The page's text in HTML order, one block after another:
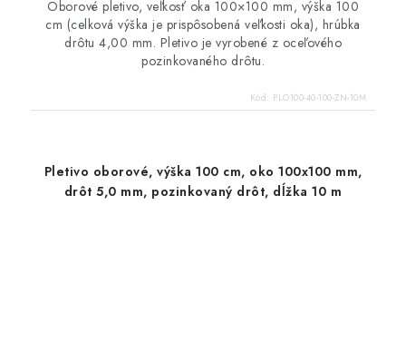
Oborové pletivo, veľkosť oka 100×100 mm, výška 100
cm (celková výška je prispôsobená veľkosti oka), hrúbka
drôtu 4,00 mm. Pletivo je vyrobené z oceľového
pozinkovaného drôtu.
Kód: PLO100-40-100-ZN-10M
Pletivo oborové, výška 100 cm, oko 100x100 mm,
drôt 5,0 mm, pozinkovaný drôt, dĺžka 10 m